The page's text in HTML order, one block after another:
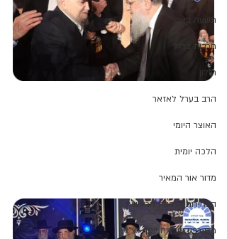
תשעה באב
חרבות ברזל
חולון
הרב בערל לאזאר
האוצר היומי
הלכה יומית
מדור אור המאיר
הבחירות לרבנות הראשית
מרן רבנו עובדיה יוסף זצ"ל